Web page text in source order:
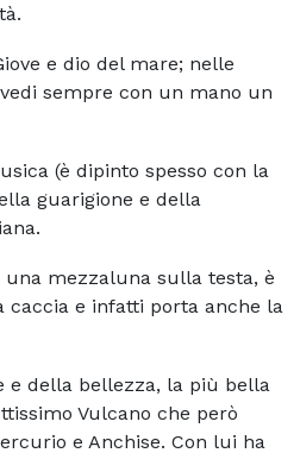
e dio del mare; nelle
sempre con un mano un
(è dipinto spesso con la
guarigione e della
una mezzaluna sulla testa, è
caccia e infatti porta anche la
e della bellezza, la più bella
Vulcano che però
e Anchise. Con lui ha